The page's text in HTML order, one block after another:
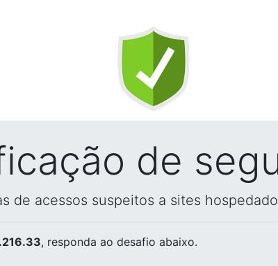
de
de acessos suspeitos a sites
, responda ao desafio abaixo.